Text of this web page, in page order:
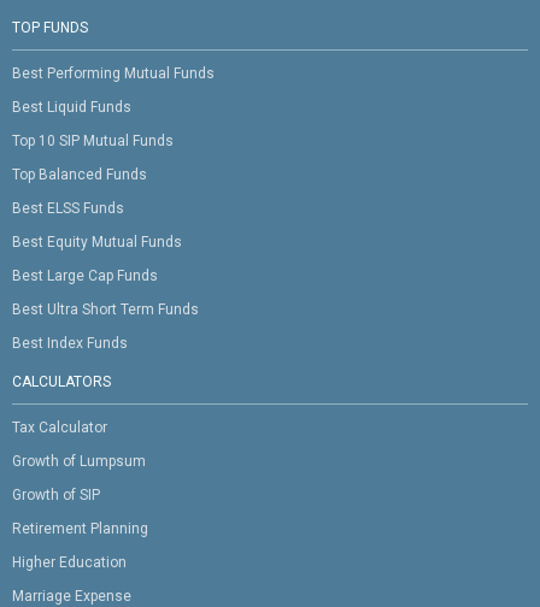
TOP FUNDS
Best Performing Mutual Funds
Best Liquid Funds
Top 10 SIP Mutual Funds
Top Balanced Funds
Best ELSS Funds
Best Equity Mutual Funds
Best Large Cap Funds
Best Ultra Short Term Funds
Best Index Funds
CALCULATORS
Tax Calculator
Growth of Lumpsum
Growth of SIP
Retirement Planning
Higher Education
Marriage Expense